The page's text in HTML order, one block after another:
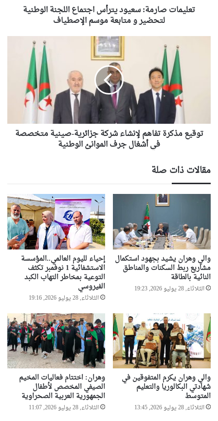
متابعةتعليمات صارمة: سعيود يترأس اجتماع اللجنة الوطنية
لتحضير و متابعة موسم الإصطياف
في
أشغال
الوطنية
توقيع مذكرة تفاهم لإنشاء شركة جزائرية-صينية متخصصة
في أشغال جرف الموانئ الوطنية
مقالات ذات صلة
والي وهران يشيد بجهود استكمال
مشاريع ربط السكنات والمناطق
النائية بالطاقة
الثلاثاء, 28 يوليو 2026, 19:23
إحياء لليوم العالمي..المؤسسة
الاستشفائية 1 نوفمبر تكثف
التوعية بمخاطر التهاب الكبد
الفيروسي
الثلاثاء, 28 يوليو 2026, 19:16
والي وهران يكرم المتفوقين في
شهادتي البكالوريا والتعليم
المتوسط
الثلاثاء, 28 يوليو 2026, 13:45
وهران: اختتام فعاليات المخيم
الصيفي المخصص لأطفال
الجمهورية العربية الصحراوية
الثلاثاء, 28 يوليو 2026, 11:07